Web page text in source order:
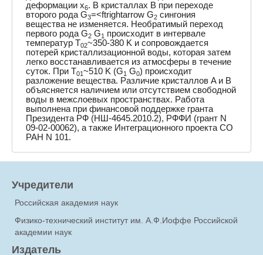
деформации x6. В кристаллах B при переходе
второго рода G3=<ftrightarrow G2 сингония
вещества не изменяется. Необратимый переход
первого рода G2 G1 происходит в интервале
температур T02~350-380 K и сопровождается
потерей кристаллизационной воды, которая затем
легко восстанавливается из атмосферы в течение
суток. При T01~510 K (G1 G0) происходит
разложение вещества. Различие кристаллов A и B
объясняется наличием или отсутствием свободной
воды в межслоевых пространствах. Работа
выполнена при финансовой поддержке гранта
Президента РФ (НШ-4645.2010.2), РФФИ (грант N
09-02-00062), а также Интеграционного проекта СО
РАН N 101.
Учредители
Российская академия наук
Физико-технический институт им. А.Ф.Иоффе Российской
академии наук
Издатель